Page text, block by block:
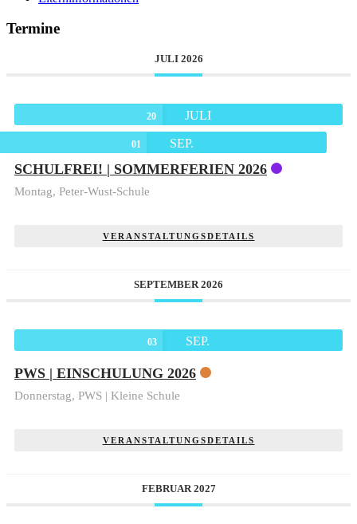
Termine
JULI 2026
20 JULI
01 SEP.
SCHULFREI! | SOMMERFERIEN 2026
Montag, Peter-Wust-Schule
VERANSTALTUNGSDETAILS
SEPTEMBER 2026
03 SEP.
PWS | EINSCHULUNG 2026
Donnerstag, PWS | Kleine Schule
VERANSTALTUNGSDETAILS
FEBRUAR 2027